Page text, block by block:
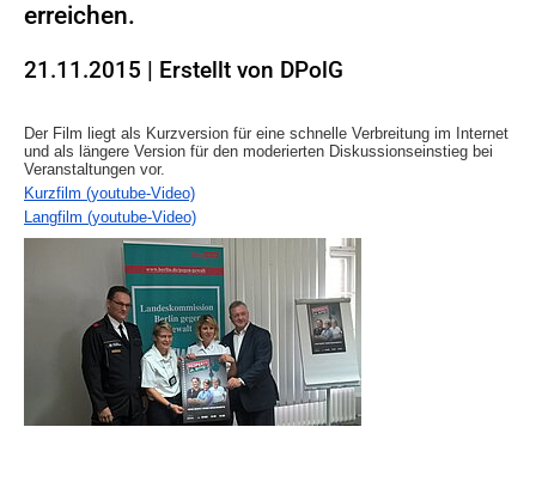
erreichen.
21.11.2015 | Erstellt von DPolG
Der Film liegt als Kurzversion für eine schnelle Verbreitung im Internet
und als längere Version für den moderierten Diskussionseinstieg bei
Veranstaltungen vor.
Kurzfilm (youtube-Video)
Langfilm (youtube-Video)